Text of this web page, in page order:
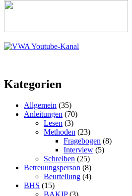
Kategorien
Allgemein (35)
Anleitungen (70)
Lesen (3)
Methoden (23)
Fragebogen (8)
Interview (5)
Schreiben (25)
Betreuungsperson (8)
Beurteilung (4)
BHS (15)
BAKIP(3)